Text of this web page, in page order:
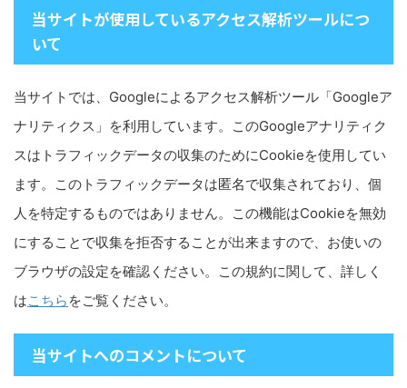
当サイトが使用しているアクセス解析ツールにつ
いて
当サイトでは、Googleによるアクセス解析ツール「Googleア
ナリティクス」を利用しています。このGoogleアナリティク
スはトラフィックデータの収集のためにCookieを使用してい
ます。このトラフィックデータは匿名で収集されており、個
人を特定するものではありません。この機能はCookieを無効
にすることで収集を拒否することが出来ますので、お使いの
ブラウザの設定を確認ください。この規約に関して、詳しく
はこちら をご覧ください。
当サイトへのコメントについて